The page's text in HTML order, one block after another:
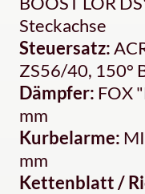
Steckachse
Steuersatz:
ZS56/40, 150°
Dämpfer: FOX
mm
Kurbelarme:
mm
Kettenblatt /